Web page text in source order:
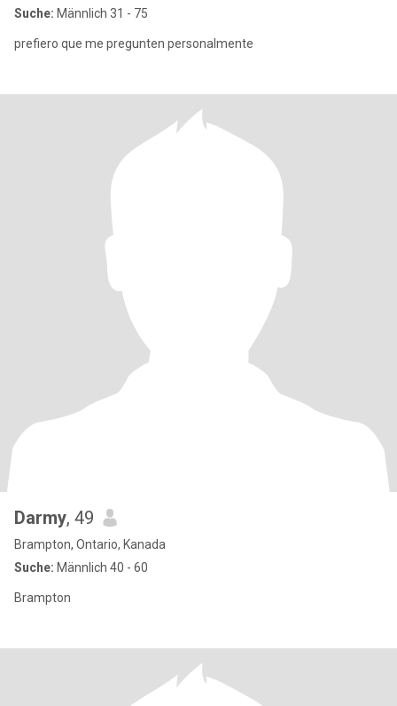
Suche: Männlich 31 - 75
prefiero que me pregunten personalmente
Darmy, 49
Brampton, Ontario, Kanada
Suche: Männlich 40 - 60
Brampton